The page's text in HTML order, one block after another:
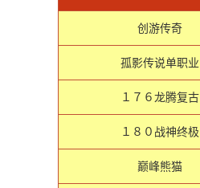
创游传奇
孤影传说单职业
１７６龙腾复古
１８０战神终极
巅峰熊猫